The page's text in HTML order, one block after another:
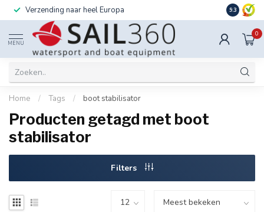
Verzending naar heel Europa Ook
9.3
MENU
0
Home / Tags / boot stabilisator
Producten getagd met boot
stabilisator
Filters